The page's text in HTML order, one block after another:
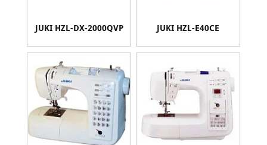
JUKI HZL-DX-2000QVP JUKI HZL-E40CE